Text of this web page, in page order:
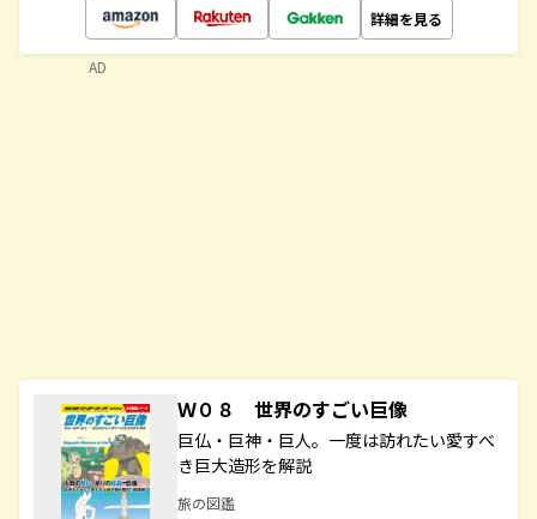
詳細を見る
Ｗ０８ 世界のすごい巨像
巨仏・巨神・巨人。一度は訪れたい愛すべ
き巨大造形を解説
旅の図鑑
AD